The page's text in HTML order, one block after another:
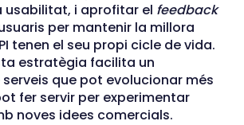
usabilitat, i aprofitar el feedback
per mantenir la millora
tenen el seu propi cicle de vida.
estratègia facilita un
que pot evolucionar més
fer servir per experimentar
noves idees comercials.